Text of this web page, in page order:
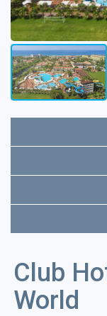
Club
World